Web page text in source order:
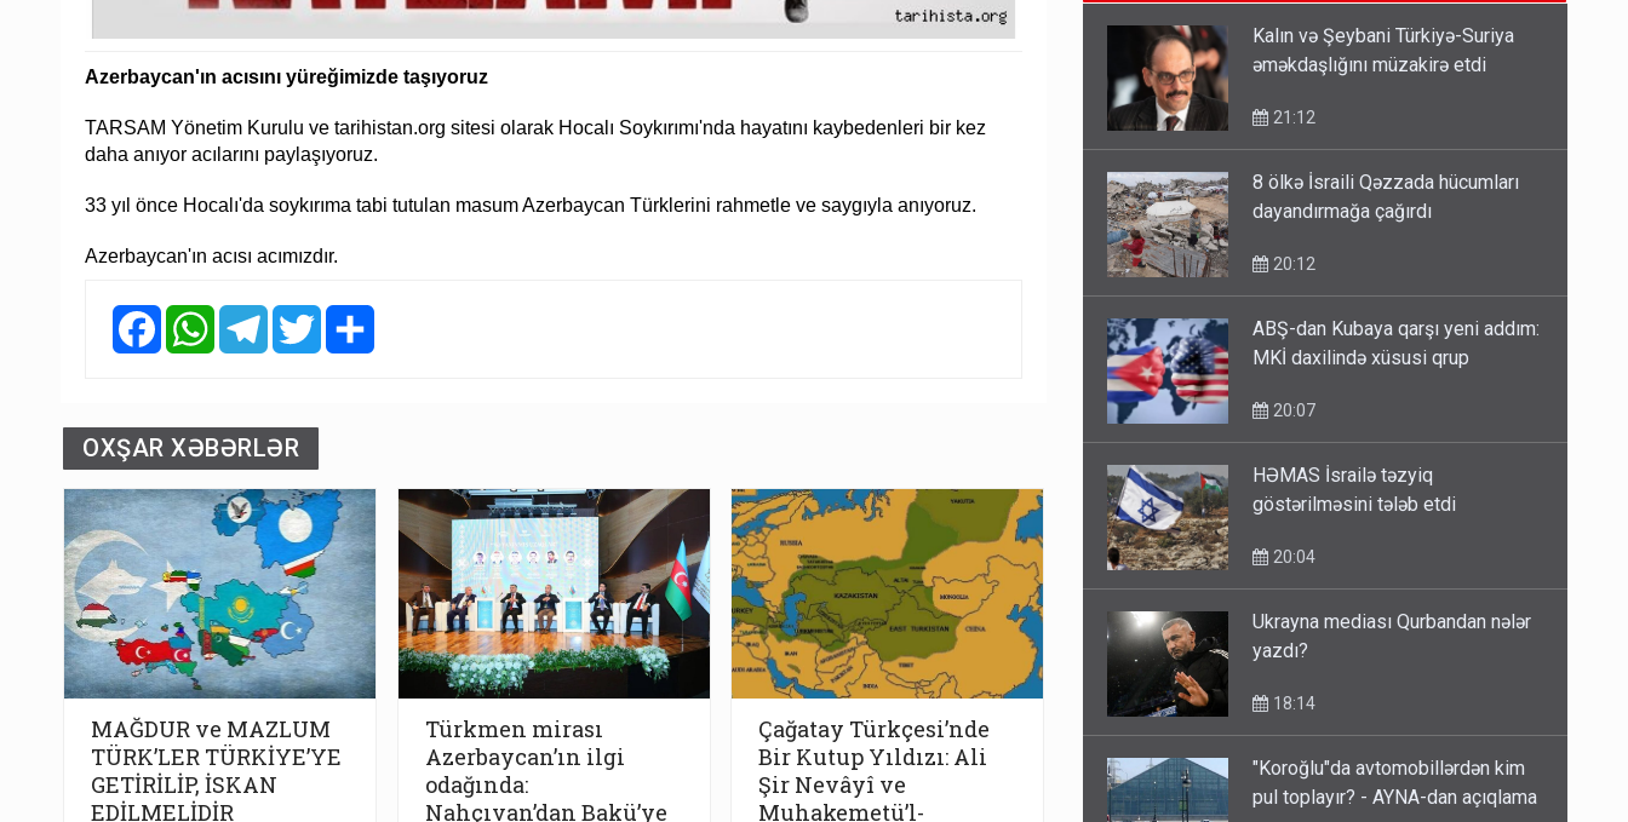
Azerbaycan'ın acısını yüreğimizde taşıyoruz
TARSAM Yönetim Kurulu ve tarihistan.org sitesi olarak Hocalı Soykırımı'nda hayatını kaybedenleri bir kez
daha anıyor acılarını paylaşıyoruz.
33 yıl önce Hocalı'da soykırıma tabi tutulan masum Azerbaycan Türklerini rahmetle ve saygıyla anıyoruz.
Azerbaycan'ın acısı acımızdır.
FacebookWhatsAppTelegramTwitter
OXŞAR XƏBƏRLƏR
MAĞDUR ve MAZLUM
TÜRK’LER TÜRKİYE’YE
GETİRİLİP, İSKAN
EDİLMELİDİR
Türkmen mirası
Azerbaycan’ın ilgi
odağında:
Nahçıvan’dan Bakü’ye
Çağatay Türkçesi’nde
Bir Kutup Yıldızı: Ali
Şir Nevâyî ve
Muhakemetü’l-
gedə biləcəksiniz - SİYAHI
Ərdoğana sui-qəsd planının
5 Avqust 16:56
Kalın və Şeybani Türkiyə-Suriya
əməkdaşlığını müzakirə etdi
21:12
8 ölkə İsraili Qəzzada hücumları
dayandırmağa çağırdı
20:12
ABŞ-dan Kubaya qarşı yeni addım:
MKİ daxilində xüsusi qrup
20:07
HƏMAS İsrailə təzyiq
göstərilməsini tələb etdi
20:04
Ukrayna mediası Qurbandan nələr
yazdı?
18:14
"Koroğlu"da avtomobillərdən kim
pul toplayır? - AYNA-dan açıqlama